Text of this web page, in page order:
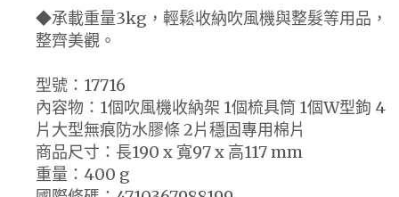
◆承載重量3kg，輕鬆收納吹風機與整髮等用品，
整齊美觀。
型號：17716
內容物：1個吹風機收納架 1個梳具筒 1個W型鉤 4
片大型無痕防水膠條 2片穩固專用棉片
商品尺寸：長190 x 寬97 x 高117 mm
重量：400 g